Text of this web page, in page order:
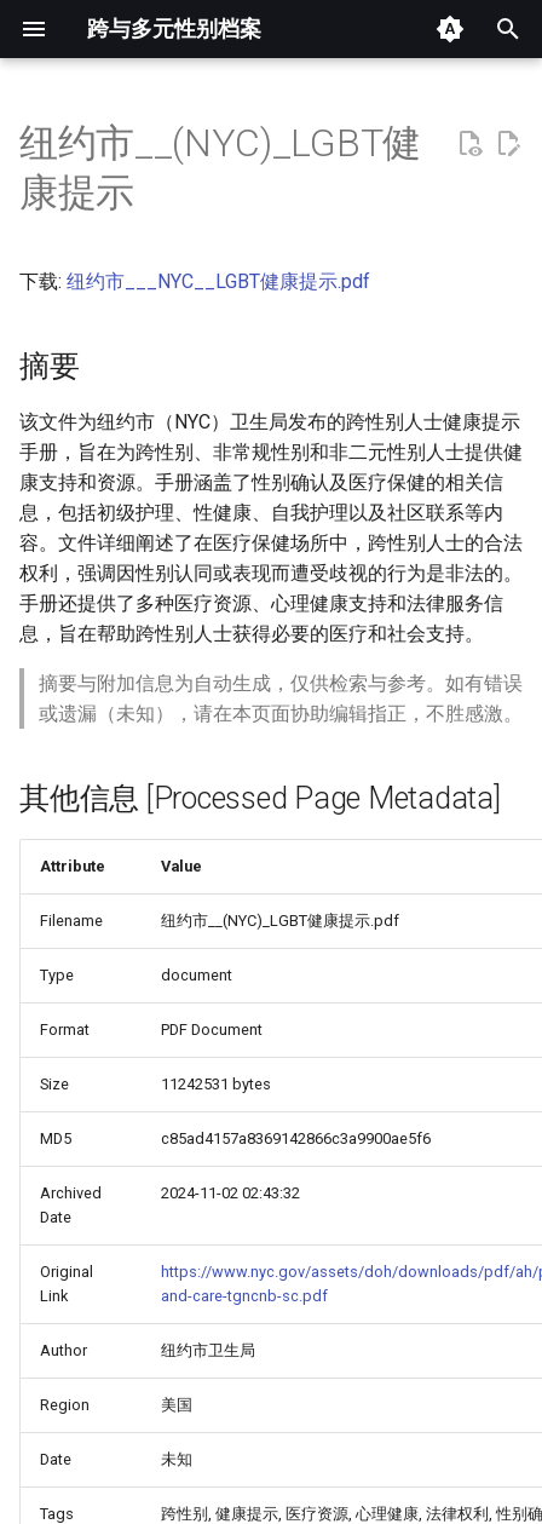
跨与多元性别档案
入
开
摘要
纽约市__(NYC)_LGBT健
康提示
下载: 纽约市___NYC__LGBT健康提示.pdf
摘要
该文件为纽约市（NYC）卫生局发布的跨性别人士健康提示
手册，旨在为跨性别、非常规性别和非二元性别人士提供健
康支持和资源。手册涵盖了性别确认及医疗保健的相关信
息，包括初级护理、性健康、自我护理以及社区联系等内
容。文件详细阐述了在医疗保健场所中，跨性别人士的合法
权利，强调因性别认同或表现而遭受歧视的行为是非法的。
手册还提供了多种医疗资源、心理健康支持和法律服务信
息，旨在帮助跨性别人士获得必要的医疗和社会支持。
摘要与附加信息为自动生成，仅供检索与参考。如有错误
或遗漏（未知），请在本页面协助编辑指正，不胜感激。
其他信息 [Processed Page Metadata]
Attribute Value
Filename 纽约市__(NYC)_LGBT健康提示.pdf
Type document
Format PDF Document
Size 11242531 bytes
MD5 c85ad4157a8369142866c3a9900ae5f6
Archived
Date
2024-11-02 02:43:32
Original
Link
https://www.nyc.gov/assets/doh/downloads/pdf/ah/
and-care-tgncnb-sc.pdf
Author 纽约市卫生局
Region 美国
Date 未知
Tags
跨性别, 健康提示, 医疗资源, 心理健康, 法律权利, 性别